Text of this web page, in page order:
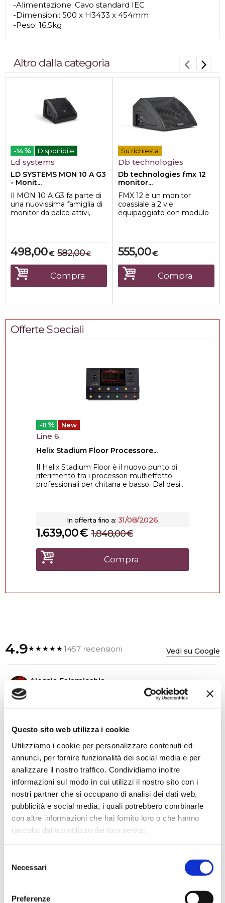
Questo sito web utilizza i cookie
Utilizziamo i cookie per personalizzare contenuti ed
annunci, per fornire funzionalità dei social media e per
analizzare il nostro traffico. Condividiamo inoltre
informazioni sul modo in cui utilizzi il nostro sito con i
nostri partner che si occupano di analisi dei dati web,
pubblicità e social media, i quali potrebbero combinarle
con altre informazioni che hai fornito loro o che hanno
raccolto dal tuo utilizzo dei loro servizi.
delNecessari
Preferenze
-Alimentazione: Cavo standard IEC
-Dimensioni: 500 x H3433 x 454mm
-Peso: 16,5kg
Altro dalla categoria
-14 % Disponibile
Ld systems
LD SYSTEMS MON 10 A G3
- Monit...
Il MON 10 A G3 fa parte di
una nuovissima famiglia di
monitor da palco attivi,
€
498,00 €
582,00
Compra
Su richiesta
Db technologies
Db technologies fmx 12
monitor...
FMX 12 è un monitor
coassiale a 2 vie
equipaggiato con modulo
€
555,00
Compra
Offerte Speciali
-11 % New
Line 6
Helix Stadium Floor Processore...
Il Helix Stadium Floor è il nuovo punto di
riferimento tra i processori multieffetto
professionali per chitarra e basso. Dal desi...
In offerta fino a: 31/08/2026
€
1.639,00 €
1.848,00
Compra
4.9★★★★★1457 recensioni Vedi su Google
Alessio Falamischia
★★★★★
super soddisfatto. Professionalità e gentilezza da parte
dello staff. Attrezzatura di qualità e buoni prezzi.
Hope Efrida
2 mesi fa
cavi vari come regali per il mio compagno. Lo
strumento è a dir poco meraviglioso e il resto dei